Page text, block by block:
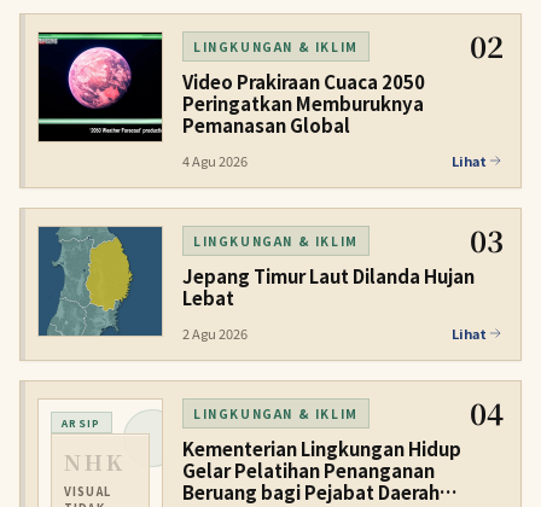
LINGKUNGAN & IKLIM 02
Video Prakiraan Cuaca 2050
Peringatkan Memburuknya
Pemanasan Global
4 Agu 2026 Lihat
LINGKUNGAN & IKLIM 03
Jepang Timur Laut Dilanda Hujan
Lebat
2 Agu 2026 Lihat
ARSIP
NHK
VISUAL
LINGKUNGAN & IKLIM 04
Kementerian Lingkungan Hidup
Gelar Pelatihan Penanganan
Beruang bagi Pejabat Daerah